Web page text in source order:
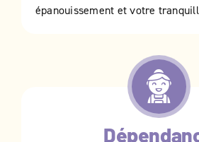
épanouissement et votre